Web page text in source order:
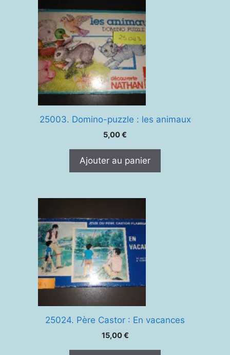
25003. Domino-puzzle : les animaux
5,00€
Ajouter au panier
25024. Père Castor : En vacances
15,00€